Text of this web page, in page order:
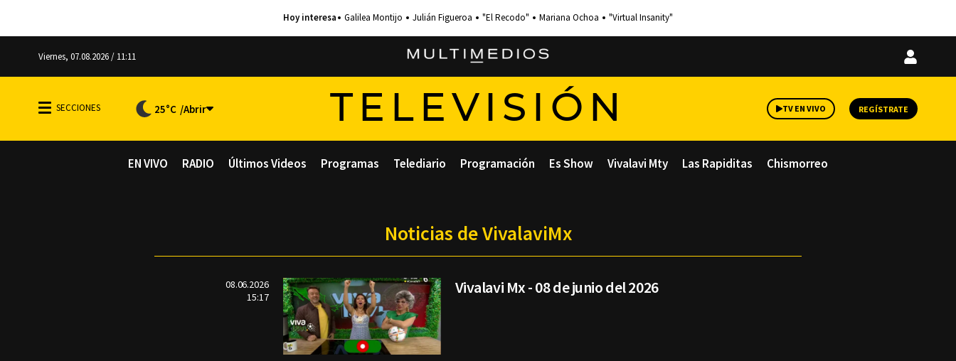
Galilea Montijo Julián Figueroa "El Recodo" Mariana Ochoa "Virtual Insanity"
Viernes, 07.08.2026 / 11:11
Iniciar
25°C TELEVISIÓN TV EN VIVO REGÍSTRATE
EN VIVO RADIO Últimos Videos Programas Telediario Programación Es Show Vivalavi Mty Las Rapiditas Chismorreo
Noticias de VivalaviMx
08.06.2026
15:17
Vivalavi Mx - 08 de junio del 2026